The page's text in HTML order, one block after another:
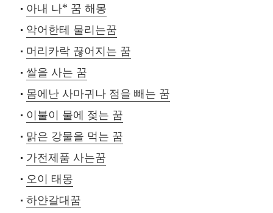
아내 나* 꿈 해몽
악어한테 물리는꿈
머리카락 끊어지는 꿈
쌀을 사는 꿈
몸에난 사마귀나 점을 빼는 꿈
이불이 물에 젖는 꿈
맑은 강물을 먹는 꿈
가전제품 사는꿈
오이 태몽
하얀갈대꿈